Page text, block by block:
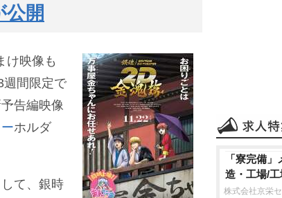
開
け映像も
週間限定で
告編映像
ホルダ
て、銀時
「寮完備
造・工場/
株式会社京栄